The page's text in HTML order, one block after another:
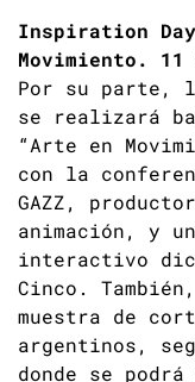
Inspiration
Movimiento. 11
Por su parte,
se realizará
“Arte en
con la
GAZZ,
animación, y
interactivo
Cinco.
muestra de
argentinos,
donde se